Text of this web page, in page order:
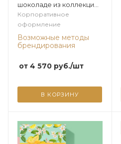
шоколаде из коллекции
Лимонная
Корпоративное
оформление
Возможные методы
брендирования
от 4 570 руб./шт
В КОРЗИНУ